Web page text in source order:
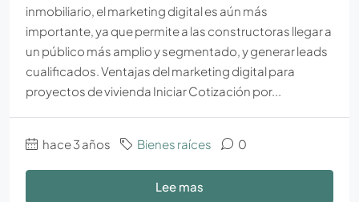
inmobiliario, el marketing digital es aún más
importante, ya que permite a las constructoras llegar a
un público más amplio y segmentado, y generar leads
cualificados. Ventajas del marketing digital para
proyectos de vivienda Iniciar Cotización por...
hace 3 años Bienes raíces 0
Lee mas